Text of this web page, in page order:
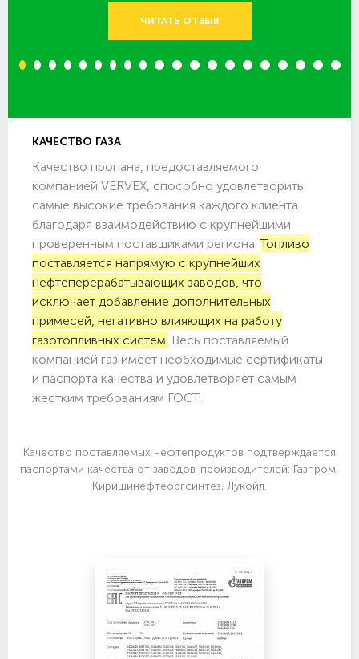
ЧИТАТЬ ОТЗЫВ
1 2 3 4 5 6 7 8 9 10 11 12 13 14 15 16 17 18 19 20
КАЧЕСТВО ГАЗА
Качество пропана, предоставляемого
компанией VERVEX, способно удовлетворить
самые высокие требования каждого клиента
благодаря взаимодействию с крупнейшими
проверенным поставщиками региона.Топливо
поставляется напрямую с крупнейших
нефтеперерабатывающих заводов, что
исключает добавление дополнительных
примесей, негативно влияющих на работу
газотопливных систем. Весь поставляемый
компанией газ имеет необходимые сертификаты
и паспорта качества и удовлетворяет самым
жестким требованиям ГОСТ.
Качество поставляемых нефтепродуктов подтверждается
паспортами качества от заводов-производителей: Газпром,
Киришинефтеоргсинтез, Лукойл.